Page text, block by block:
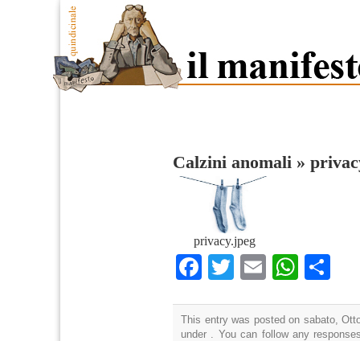
Calzini anomali »
privacy.jpeg
Facebook
TwitterEmail
This entry was posted on sabato,
under . You can follow any